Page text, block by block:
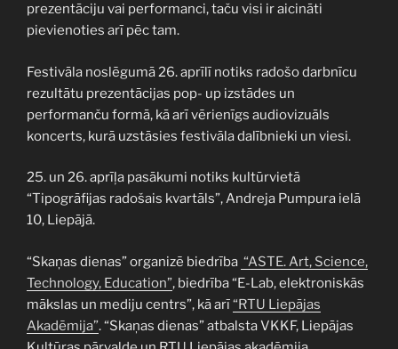
prezentāciju vai performanci, taču visi ir aicināti
pievienoties arī pēc tam.
Festivāla noslēgumā 26. aprīlī notiks radošo darbnīcu
rezultātu prezentācijas pop- up izstādes un
performanču formā, kā arī vērienīgs audiovizuāls
koncerts, kurā uzstāsies festivāla dalībnieki un viesi.
25. un 26. aprīļa pasākumi notiks kultūrvietā
“Tipogrāfijas radošais kvartāls”, Andreja Pumpura ielā
10, Liepājā.
“Skaņas dienas” organizē biedrība “ASTE. Art, Science,
Technology, Education”, biedrība “E-Lab, elektroniskās
mākslas un mediju centrs”, kā arī“RTU Liepājas
Akadēmija”. “Skaņas dienas” atbalsta VKKF, Liepājas